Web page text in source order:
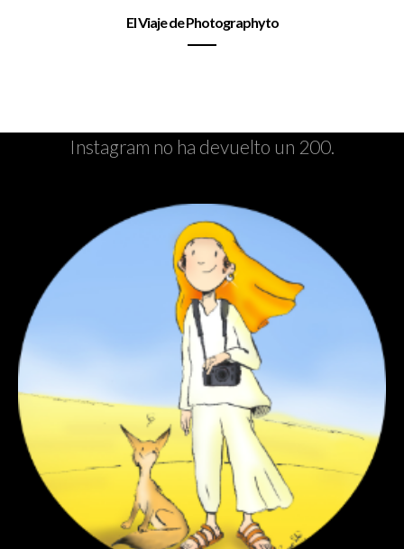
El Viaje de Photographyto
Instagram no ha devuelto un 200.